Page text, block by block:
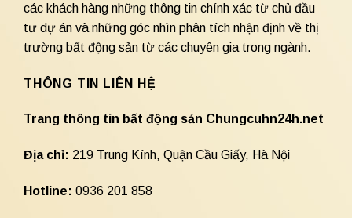
các khách hàng những thông tin chính xác từ chủ đầu
tư dự án và những góc nhìn phân tích nhận định về thị
trường bất động sản từ các chuyên gia trong ngành.
THÔNG TIN LIÊN HỆ
Trang thông tin bất động sản Chungcuhn24h.net
Địa chỉ: 219 Trung Kính, Quận Cầu Giấy, Hà Nội
Hotline: 0936 201 858